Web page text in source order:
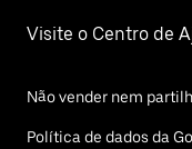
Visite o Centro de
Não vender nem
Política de dados da